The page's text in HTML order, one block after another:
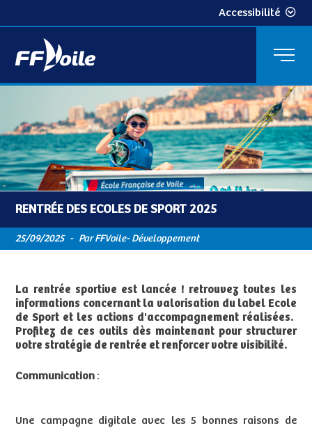
Accessibilité
RENTRÉE DES ECOLES DE SPORT 2025
25/09/2025 - Par FFVoile- Développement
​La rentrée sportive est lancée ! retrouvez toutes les
informations concernant la valorisation du label Ecole
de Sport et les actions d'accompagnement réalisées. ​
Profitez de ces outils dès maintenant pour structurer
votre stratégie de rentrée et renforcer votre visibilité.
Communication :
Une campagne digitale avec les 5 bonnes raisons de